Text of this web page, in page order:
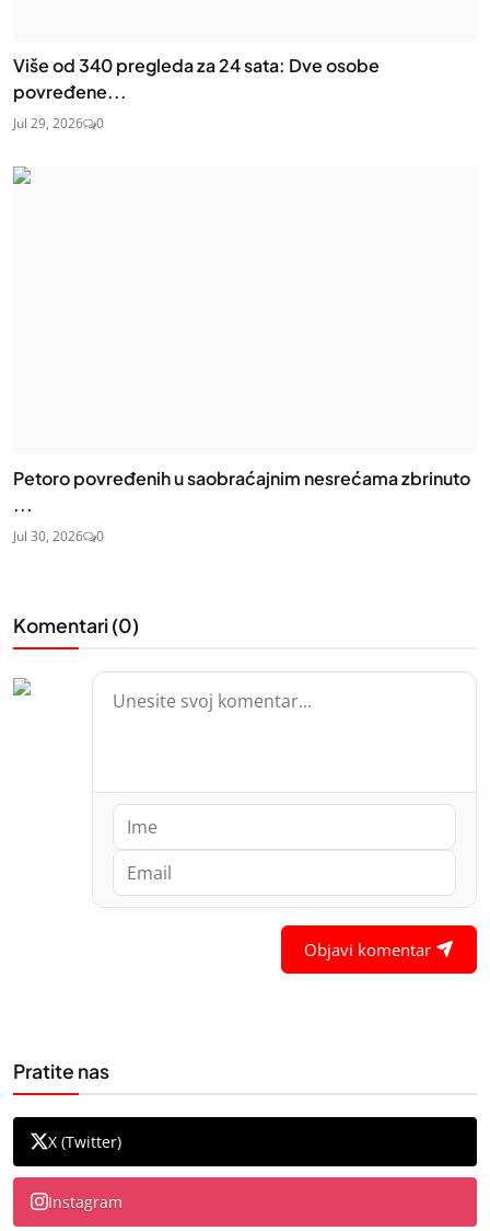
Više od 340 pregleda za 24 sata: Dve osobe
povređene...
Jul 29, 2026 0
Petoro povređenih u saobraćajnim nesrećama zbrinuto
...
Jul 30, 2026 0
Komentari (0)
Objavi komentar
Pratite nas
X (Twitter)
Instagram